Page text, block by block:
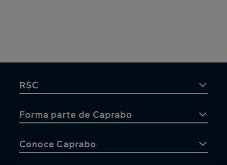
RSC
Forma parte de Caprabo
Conoce Caprabo